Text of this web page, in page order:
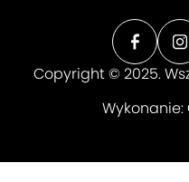
Copyright © 2025.
Wykonanie: